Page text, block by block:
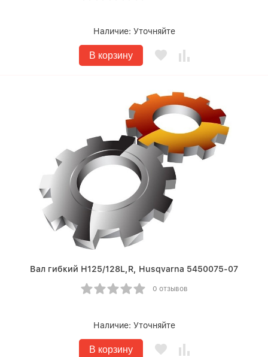
Наличие: Уточняйте
В корзину
Вал гибкий Н125/128L,R, Husqvarna 5450075-07
0 отзывов
Наличие: Уточняйте
В корзину